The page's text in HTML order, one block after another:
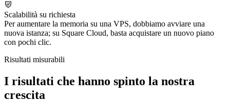
Scalabilità su richiesta
Per aumentare la memoria su una VPS, dobbiamo avviare una
nuova istanza; su Square Cloud, basta acquistare un nuovo piano
con pochi clic.
Risultati misurabili
I risultati che hanno spinto la nostra
crescita